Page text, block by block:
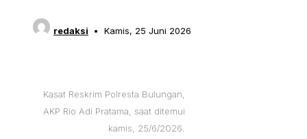
redaksi Kamis, 25 Juni 2026
Kasat Reskrim Polresta Bulungan,
AKP Rio Adi Pratama, saat ditemui
kamis, 25/6/2026.